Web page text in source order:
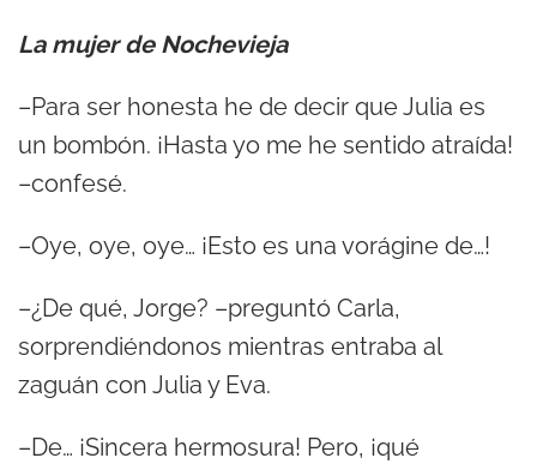
La mujer de Nochevieja
–Para ser honesta he de decir que Julia es
un bombón. ¡Hasta yo me he sentido atraída!
–confesé.
–Oye, oye, oye… ¡Esto es una vorágine de…!
–¿De qué, Jorge? –preguntó Carla,
sorprendiéndonos mientras entraba al
zaguán con Julia y Eva.
–De… ¡Sincera hermosura! Pero, ¡qué